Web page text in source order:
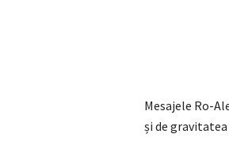
Mesajele Ro-
și de